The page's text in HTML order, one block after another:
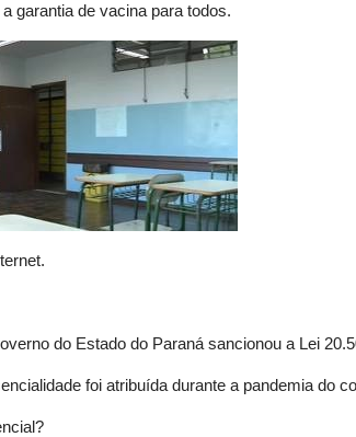
garantia de vacina para todos.
do Estado do Paraná sancionou a Lei
foi atribuída durante a pandemia do